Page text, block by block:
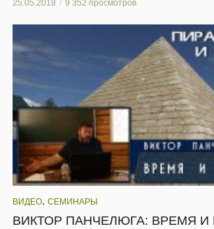
25.05.2018 9 352 просмотров
ВИДЕО, СЕМИНАРЫ
ВИКТОР ПАНЧЕЛЮГА: ВРЕМЯ И